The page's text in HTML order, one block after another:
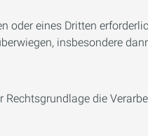
oder eines Dritten
insbesondere
die